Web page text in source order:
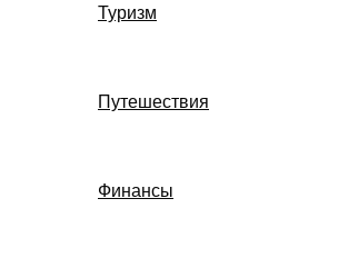
Туризм
Путешествия
Финансы